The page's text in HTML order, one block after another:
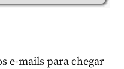
e-mails para chegar